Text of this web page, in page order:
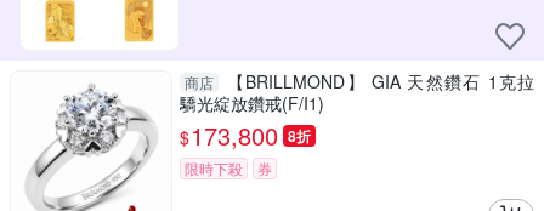
商店
【BRILLMOND】 GIA 天然鑽石 1克拉
驕光綻放鑽戒(F/I1)
$173,800 8折
限時下殺 券